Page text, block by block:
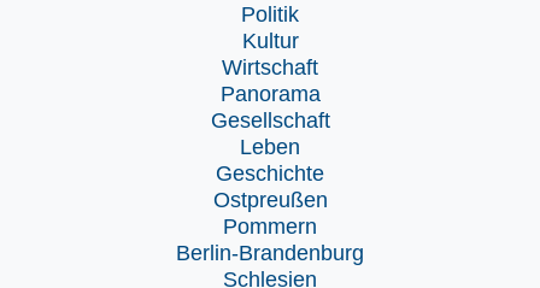
Politik
Kultur
Wirtschaft
Panorama
Gesellschaft
Leben
Geschichte
Ostpreußen
Pommern
Berlin-Brandenburg
Schlesien